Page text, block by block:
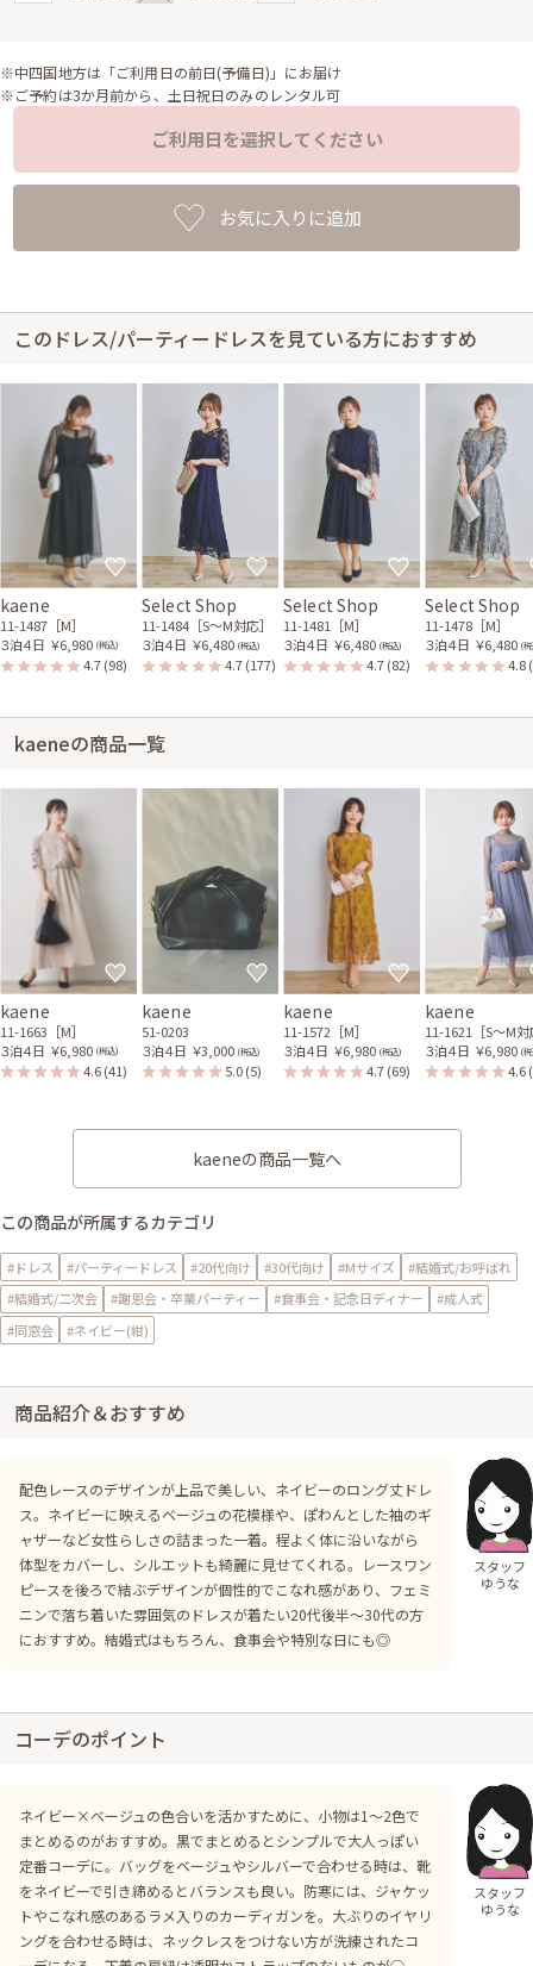
※中四国地方は「ご利用日の前日(予備日)」にお届け
※ご予約は3か月前から、土日祝日のみのレンタル可
ご利用日を選択してください
お気に入りに追加
このドレス/パーティードレスを見ている方におすすめ
kaene
11-1487［M］
３泊４日 ￥6,980 (税込)
4.7(98)
Select Shop
11-1484［S〜M対応］
３泊４日 ￥6,480 (税込)
4.7(177)
Select Shop
11-1481［M］
３泊４日 ￥6,480 (税込)
4.7(82)
Select Shop
11-1478［M］
３泊４日 ￥6,480 (
4.8
kaeneの商品一覧
kaene
11-1663［M］
３泊４日 ￥6,980 (税込)
4.6(41)
kaene
51-0203
３泊４日 ￥3,000 (税込)
5.0(5)
kaene
11-1572［M］
３泊４日 ￥6,980 (税込)
4.7(69)
kaene
11-1621［S〜M
３泊４日 ￥6,980 (
4.6
kaeneの商品一覧へ
この商品が所属するカテゴリ
#ドレス #パーティードレス #20代向け #30代向け #Mサイズ
#結婚式/お呼ばれ
#結婚式/二次会
#謝恩会・卒業パーティー #食事会・記念日ディナー
#成人式
#同窓会
#ネイビー(紺)
商品紹介＆おすすめ
配色レースのデザインが上品で美しい、ネイビーのロング丈ドレ
ス。ネイビーに映えるベージュの花模様や、ぽわんとした袖のギ
ャザーなど女性らしさの詰まった一着。程よく体に沿いながら
体型をカバーし、シルエットも綺麗に見せてくれる。レースワン
ピースを後ろで結ぶデザインが個性的でこなれ感があり、フェミ
ニンで落ち着いた雰囲気のドレスが着たい20代後半〜30代の方
におすすめ。結婚式はもちろん、食事会や特別な日にも◎
スタッフ
ゆうな
コーデのポイント
ネイビー×ベージュの色合いを活かすために、小物は1〜2色で
まとめるのがおすすめ。黒でまとめるとシンプルで大人っぽい
定番コーデに。バッグをベージュやシルバーで合わせる時は、靴
をネイビーで引き締めるとバランスも良い。防寒には、ジャケッ
トやこなれ感のあるラメ入りのカーディガンを。大ぶりのイヤリ
ングを合わせる時は、ネックレスをつけない方が洗練されたコ
スタッフ
ゆうな